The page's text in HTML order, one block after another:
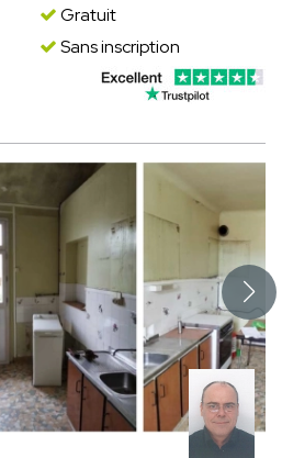
Gratuit
Sans inscription